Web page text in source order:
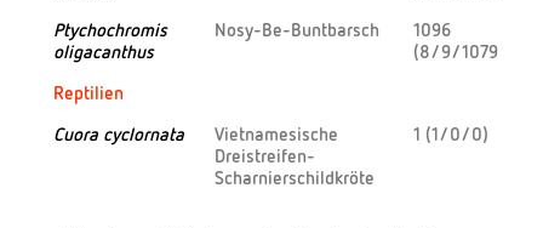
Ptychochromis
oligacanthus
Nosy-Be-Buntbarsch
1096
(8/9/1079)
Reptilien
Cuora cyclornata
Vietnamesische
Dreistreifen-
Scharnierschildkröte
1 (1/0/0)